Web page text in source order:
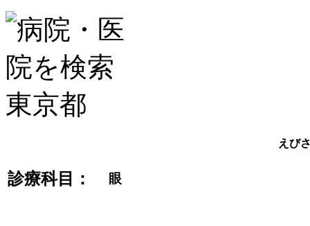
えび
診療科目： 眼